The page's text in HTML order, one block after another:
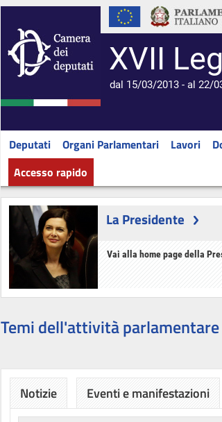
XVII
dal 15/03/2013 - al 22/
Deputati Organi Parlamentari Lavori
Accesso rapido
La Presidente
Vai alla home page della
Temi dell'attività
Notizie Eventi e manifestazioni